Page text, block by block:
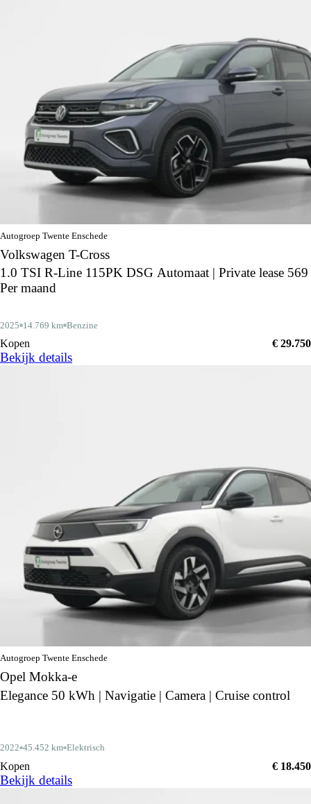
Autogroep Twente Enschede
Volkswagen T-Cross
1.0 TSI R-Line 115PK DSG Automaat | Private lease 569
Per maand
2025 14.769 km Benzine
Kopen € 29.750
Bekijk details
Autogroep Twente Enschede
Opel Mokka-e
Elegance 50 kWh | Navigatie | Camera | Cruise control
2022 45.452 km Elektrisch
Kopen € 18.450
Bekijk details